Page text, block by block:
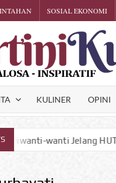
SOSIAL EKONOMI
KULINER OPINI
RI ke-81